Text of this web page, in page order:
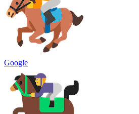
Google